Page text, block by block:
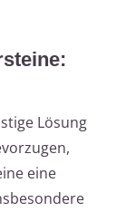
Lösung
eine